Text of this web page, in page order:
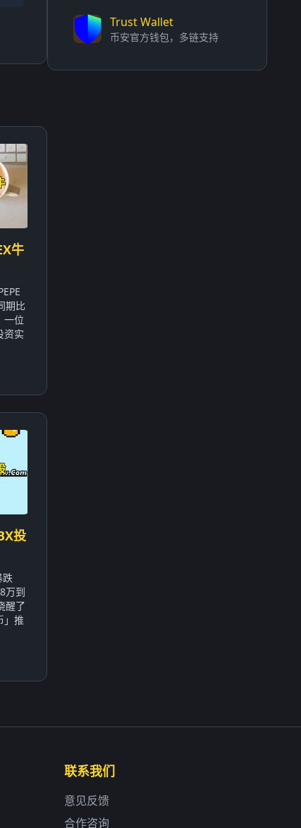
牛
期比
一位
资实
投
跌
万到
醒了
」推
Trust Wallet
币安官方钱包，多链支持
联系我们
意见反馈
合作咨询